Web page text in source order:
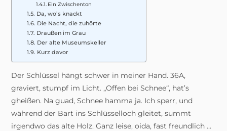
Ein Zwischenton
Da, wo’s knackt
Die Nacht, die zuhörte
Draußen im Grau
Der alte Museumskeller
Kurz davor
Der Schlüssel hängt schwer in meiner Hand. 36A,
graviert, stumpf im Licht. „Offen bei Schnee“, hat’s
gheißen. Na guad, Schnee hamma ja. Ich sperr, und
während der Bart ins Schlüsselloch gleitet, summt
irgendwo das alte Holz. Ganz leise, oida, fast freundlich …